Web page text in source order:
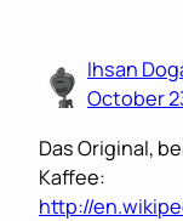
Ihsan
October
Das Original,
Kaffee:
http://